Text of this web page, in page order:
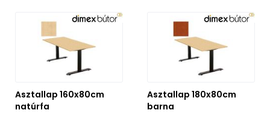
Asztallap 160x80cm
natúrfa
Asztallap 180x80cm
barna